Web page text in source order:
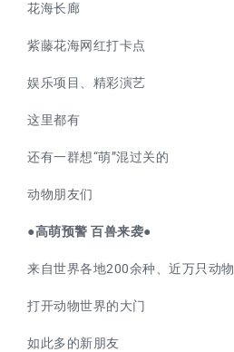
花海长廊
紫藤花海网红打卡点
娱乐项目、精彩演艺
这里都有
还有一群想“萌”混过关的
动物朋友们
●高萌预警 百兽来袭●
来自世界各地200余种、近万只动物
打开动物世界的大门
如此多的新朋友